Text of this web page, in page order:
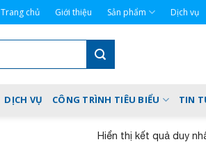
Trang chủ Giới thiệu Sản phẩm Dịch vụ
DỊCH VỤ CÔNG TRÌNH TIÊU BIỂU TIN
Hiển thị kết quả duy